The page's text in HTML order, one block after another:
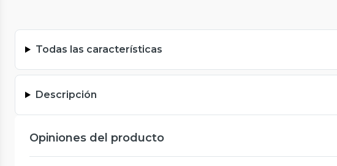
Todas las características
Descripción
Opiniones del producto